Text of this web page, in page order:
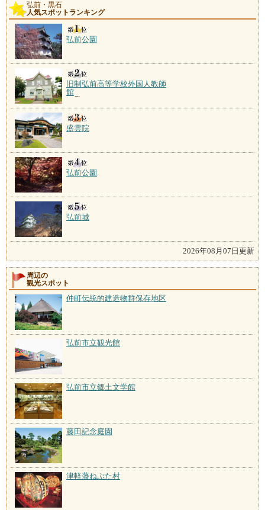
弘前・黒石
人気スポットランキング
弘前公園
旧制弘前高等学校外国人教師
館
盛雲院
弘前公園
弘前城
2026年08月07日更新
周辺の
観光スポット
仲町伝統的建造物群保存地区
弘前市立観光館
弘前市立郷土文学館
藤田記念庭園
津軽藩ねぷた村